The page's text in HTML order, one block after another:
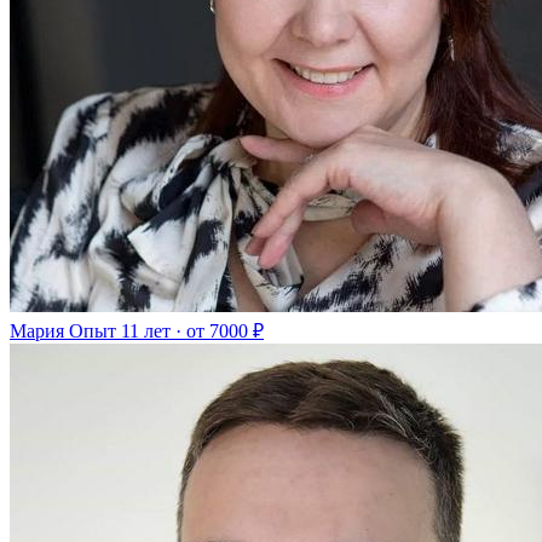
Мария Опыт 11 лет · от 7000 ₽